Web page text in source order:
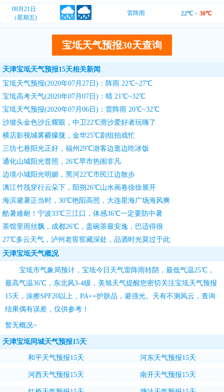
08月21日
（星期五)
雷阵雨 22℃~ 30℃
宝坻天气预报30天查询
天津宝坻天气预报15天相关新闻
宝坻天气预报(2020年07月27日)：阵雨 22℃~27℃
宝坻高考天气(2020年07月07日)：晴 21℃~32℃
宝坻天气预报(2020年07月06日)：雷阵雨 20℃~32℃
沙坡头金色沙丘耀眼，中卫22℃滑沙爱好者玩嗨了
横店影视城雾霾朦胧，金华25℃剧组拍戏忙
三坊七巷阳光正好，福州29℃游客边逛边吃冰饭
通化山城阳光普照，26℃早市热闹非凡
边境小城阳光明媚，黑河22℃市民江边散步
漓江竹筏穿行云朵下，阳朔26℃山水画卷徐徐展开
海滨避暑正当时，30℃艳阳高照，大连星海广场海风爽
酷暑难耐！宁波33℃三江口，体感36℃一定要防中暑
茶馆里雨丝飘，成都26℃，盖碗茶最安逸，巴适得很
27℃多云天气，泸州老窖窖藏深处，品酒时光莫过于此
天津宝坻天气概况
宝坻市气象局预计，宝坻今日天气雷阵雨转阴，最低气温25℃，
最高气温36℃，东北风3-4级， 美旭天气提醒您密切关注宝坻天气预报
15天 ，涂擦SPF20以上，PA++护肤品，避强光。天有不测风云，查询
结果偶有误差，仅供参考！
暂无概况~
天津宝坻同城天气预报15天
和平天气预报15天 河东天气预报15天
河西天气预报15天 南开天气预报15天